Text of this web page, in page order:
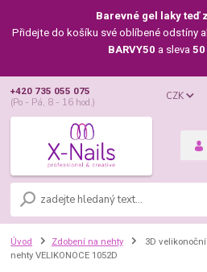
Barevné gel laky teď
Přidejte do košíku své oblíbené odstíny
BARVY50 a sleva 50
CZK
+420 735 055 075
(Po - Pá, 8 - 16 hod.)
Úvod Zdobení na nehty
3D
nehty VELIKONOCE 1052D